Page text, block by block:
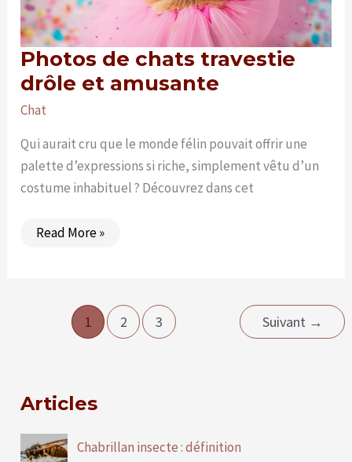
Photos de chats travestie
drôle et amusante
Chat
Qui aurait cru que le monde félin pouvait offrir une
palette d’expressions si riche, simplement vêtu d’un
costume inhabituel ? Découvrez dans cet
Photos
amusante
Read More »
1 2 3 Suivant →
Articles
Chabrillan insecte : définition